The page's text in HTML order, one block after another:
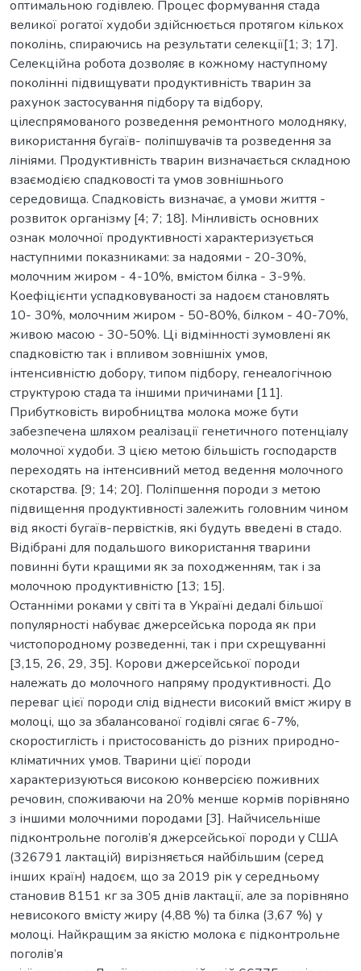
оптимальною годівлею. Процес формування стада
великої рогатої худоби здійснюється протягом кількох
поколінь, спираючись на результати селекції[1; 3; 17].
Селекційна робота дозволяє в кожному наступному
поколінні підвищувати продуктивність тварин за
рахунок застосування підбору та відбору,
цілеспрямованого розведення ремонтного молодняку,
використання бугаїв- поліпшувачів та розведення за
лініями. Продуктивність тварин визначається складною
взаємодією спадковості та умов зовнішнього
середовища. Спадковість визначає, а умови життя -
розвиток організму [4; 7; 18]. Мінливість основних
ознак молочної продуктивності характеризується
наступними показниками: за надоями - 20-30%,
молочним жиром - 4-10%, вмістом білка - 3-9%.
Коефіцієнти успадковуваності за надоєм становлять
10- 30%, молочним жиром - 50-80%, білком - 40-70%,
живою масою - 30-50%. Ці відмінності зумовлені як
спадковістю так і впливом зовнішніх умов,
інтенсивністю добору, типом підбору, генеалогічною
структурою стада та іншими причинами [11].
Прибутковість виробництва молока може бути
забезпечена шляхом реалізації генетичного потенціалу
молочної худоби. З цією метою більшість господарств
переходять на інтенсивний метод ведення молочного
скотарства. [9; 14; 20]. Поліпшення породи з метою
підвищення продуктивності залежить головним чином
від якості бугаїв-первістків, які будуть введені в стадо.
Відібрані для подальшого використання тварини
повинні бути кращими як за походженням, так і за
молочною продуктивністю [13; 15].
Останніми роками у світі та в Україні дедалі більшої
популярності набуває джерсейська порода як при
чистопородному розведенні, так і при схрещуванні
[3,15, 26, 29, 35]. Корови джерсейської породи
належать до молочного напряму продуктивності. До
переваг цієї породи слід віднести високий вміст жиру в
молоці, що за збалансованої годівлі сягає 6-7%,
скоростиглість і пристосованість до різних природно-
кліматичних умов. Тварини цієї породи
характеризуються високою конверсією поживних
речовин, споживаючи на 20% менше кормів порівняно
з іншими молочними породами [3]. Найчисельніше
підконтрольне поголів’я джерсейської породи у США
(326791 лактацій) вирізняється найбільшим (серед
інших країн) надоєм, що за 2019 рік у середньому
становив 8151 кг за 305 днів лактації, але за порівняно
невисокого вмісту жиру (4,88 %) та білка (3,67 %) у
молоці. Найкращим за якістю молока є підконтрольне
поголів’я